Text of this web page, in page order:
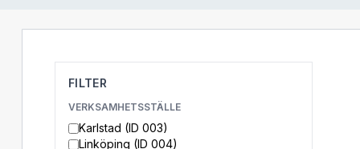
FILTER
VERKSAMHETSSTÄLLE
Karlstad (ID 003)
Linköping (ID 004)